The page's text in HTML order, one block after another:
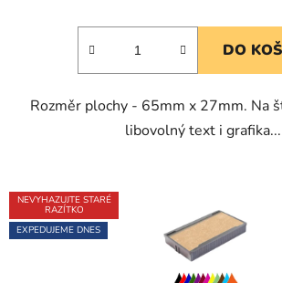
5,0
hvězdiček.
DO
Rozměr plochy - 65mm x 27mm. Na
libovolný text i
NEVYHAZUJTE STARÉ
RAZÍTKO
EXPEDUJEME DNES